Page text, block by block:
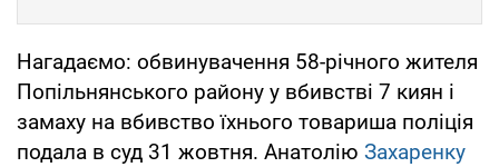
Нагадаємо: обвинувачення 58-річного жителя
Попільнянського району у вбивстві 7 киян і
замаху на вбивство їхнього товариша поліція
подала в суд 31 жовтня. Анатолію Захаренку